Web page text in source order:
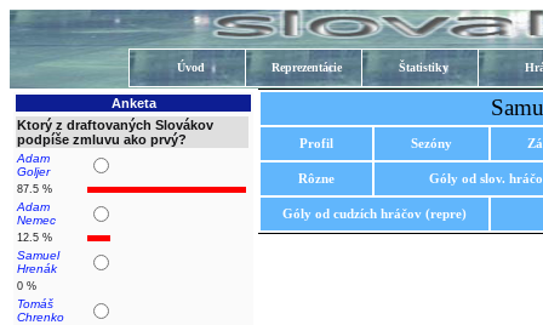
Úvod Reprezentácie Štatistiky
Anketa
Ktorý z draftovaných Slovákov
podpíše zmluvu ako prvý?
Adam
Goljer
87.5 %
Adam
Nemec
12.5 %
Samuel
Hrenák
0 %
Tomáš
Chrenko
Profil Sezóny
Rôzne Góly od slov.
Góly od cudzích hráčov (repre)